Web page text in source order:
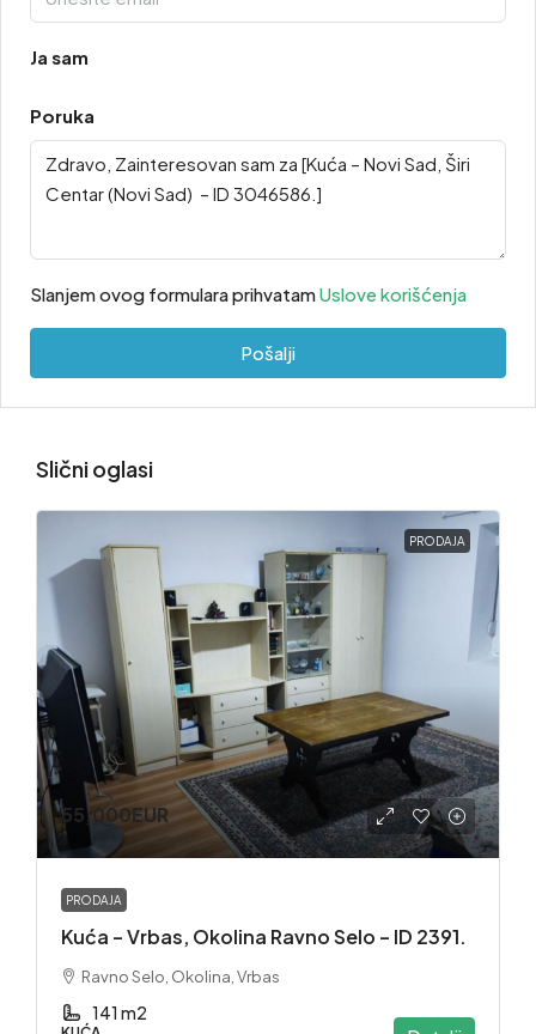
Ja sam
Poruka
Slanjem ovog formulara prihvatamUslove korišćenja
Pošalji
Slični oglasi
PRODAJA
55,000EUR
PRODAJA
Kuća – Vrbas, Okolina Ravno Selo – ID 2391.
Ravno Selo, Okolina, Vrbas
141 m2